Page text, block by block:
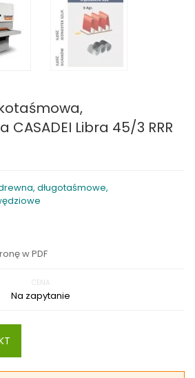
Libra 45/3 RRR
długotaśmowe,
w PDF
CENA
Na zapytanie